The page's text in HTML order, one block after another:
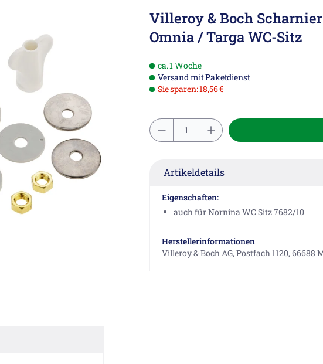
Villeroy & Boch
Omnia / Targa WC-Sitz
ca. 1 Woche
Versand mit Paketdienst
Sie sparen: 18,56 €
Artikeldetails
Eigenschaften:
auch für Nornina WC Sitz 7682/10
Herstellerinformationen
Villeroy & Boch AG, Postfach 1120,